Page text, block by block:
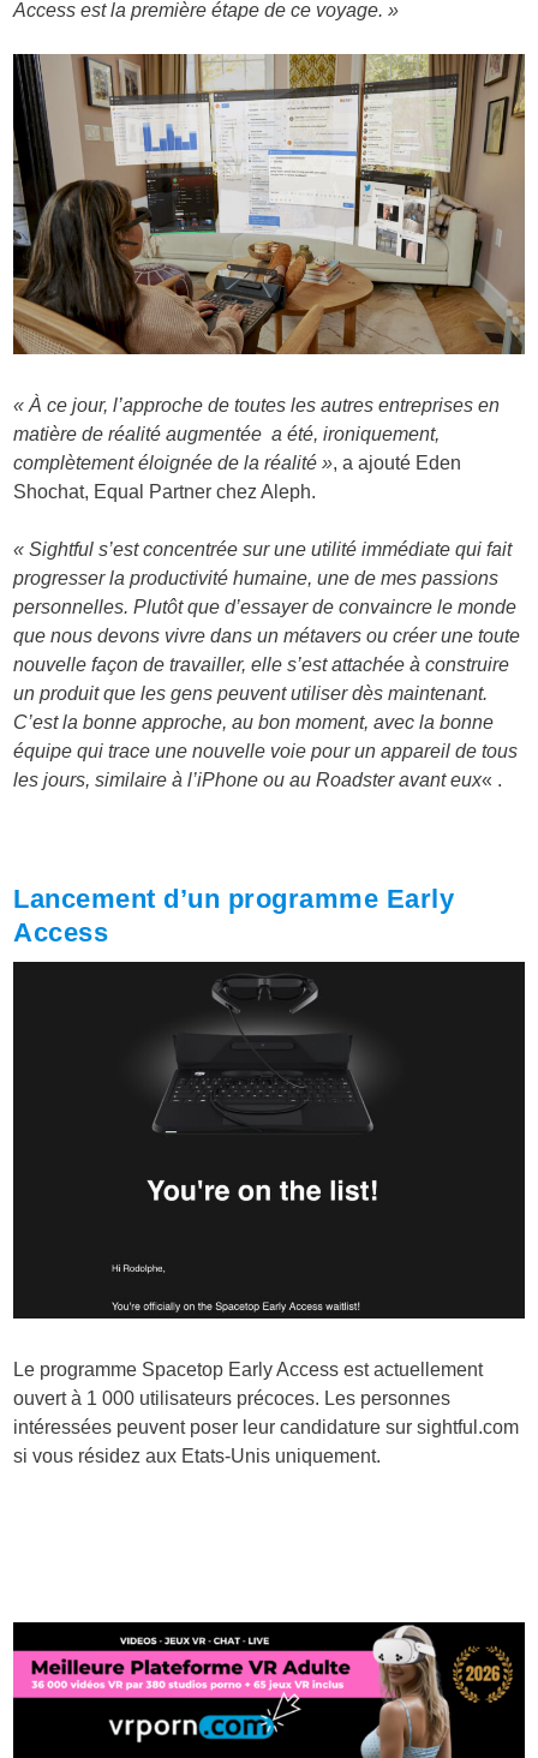
Access est la première étape de ce voyage. »
« À ce jour, l’approche de toutes les autres entreprises en
matière de réalité augmentée a été, ironiquement,
complètement éloignée de la réalité », a ajouté Eden
Shochat, Equal Partner chez Aleph.
« Sightful s’est concentrée sur une utilité immédiate qui fait
progresser la productivité humaine, une de mes passions
personnelles. Plutôt que d’essayer de convaincre le monde
que nous devons vivre dans un métavers ou créer une toute
nouvelle façon de travailler, elle s’est attachée à construire
un produit que les gens peuvent utiliser dès maintenant.
C’est la bonne approche, au bon moment, avec la bonne
équipe qui trace une nouvelle voie pour un appareil de tous
les jours, similaire à l’iPhone ou au Roadster avant eux« .
Lancement d’un programme Early
Access
Le programme Spacetop Early Access est actuellement
ouvert à 1 000 utilisateurs précoces. Les personnes
intéressées peuvent poser leur candidature sursightful.com
si vous résidez aux Etats-Unis uniquement.